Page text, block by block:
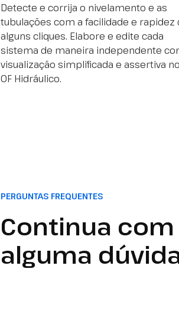
Detecte e corrija o nivelamento e as
tubulações com a facilidade e rapidez
alguns cliques. Elabore e edite cada
sistema de maneira independente
visualização simplificada e assertiva no
OF Hidráulico.
PERGUNTAS FREQUENTES
Continua com
alguma